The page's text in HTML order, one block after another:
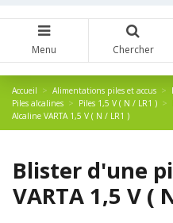
Menu Chercher
Accueil Alimentations piles et accus
Piles alcalines
Piles 1,5 V ( N / LR1 )
Alcaline VARTA 1,5 V ( N / LR1 )
Blister d'une
VARTA 1,5 V (